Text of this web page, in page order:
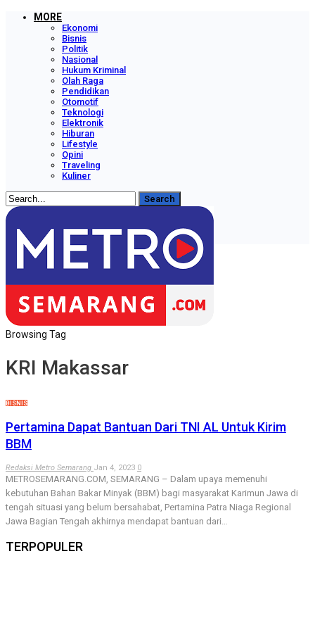
MORE
Ekonomi
Bisnis
Politik
Nasional
Hukum Kriminal
Olah Raga
Pendidikan
Otomotif
Teknologi
Elektronik
Hiburan
Lifestyle
Opini
Traveling
Kuliner
Posts
Categories
Tags
Browsing Tag
KRI Makassar
BISNIS
Pertamina Dapat Bantuan Dari TNI AL Untuk Kirim
BBM
Redaksi Metro Semarang Jan 4, 2023 0
METROSEMARANG.COM, SEMARANG – Dalam upaya memenuhi
kebutuhan Bahan Bakar Minyak (BBM) bagi masyarakat Karimun Jawa di
tengah situasi yang belum bersahabat, Pertamina Patra Niaga Regional
Jawa Bagian Tengah akhirnya mendapat bantuan dari…
TERPOPULER